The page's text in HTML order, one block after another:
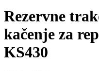
Rezervne
kačenje za
KS430